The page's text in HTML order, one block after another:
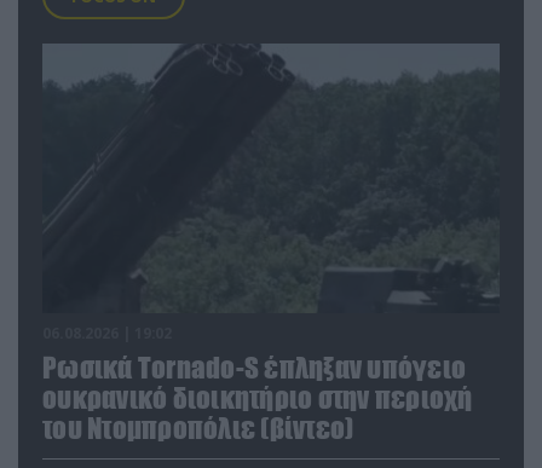
Ρωσικά Tornado-S έπληξαν υπόγειο
ουκρανικό διοικητήριο στην περιοχή
του Ντομπροπόλιε (βίντεο)